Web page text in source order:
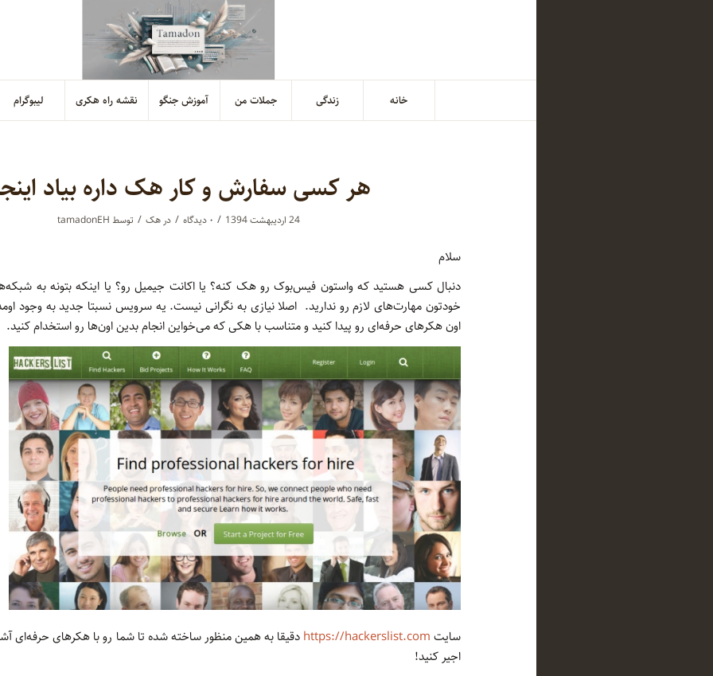
خانه زندگی جملات من آموزش جنگو نقشه راه هکری لیبوگرام
هر کسی سفارش و کار هک داره بیاد
24 اردیبهشت 1394 / ۰ دیدگاه‌ / درهک / توسط tamadonEH
سلام
دنبال کسی هستید که واستون فیس‌بوک رو هک کنه؟ یا اکانت جیمیل رو؟ یا اینکه بتونه به
خودتون مهارت‌های لازم رو ندارید. اصلا نیازی به نگرانی نیست. یه سرویس نسبتا جدید به وجود
اون هکرهای حرفه‌ای رو پیدا کنید و متناسب با هکی که می‌خواین انجام بدین اون‌ها رو استخدام کنید.
سایت https://hackerslist.com دقیقا به همین منظور ساخته شده تا شما رو با هکرهای حرفه‌ای
اجیر کنید!